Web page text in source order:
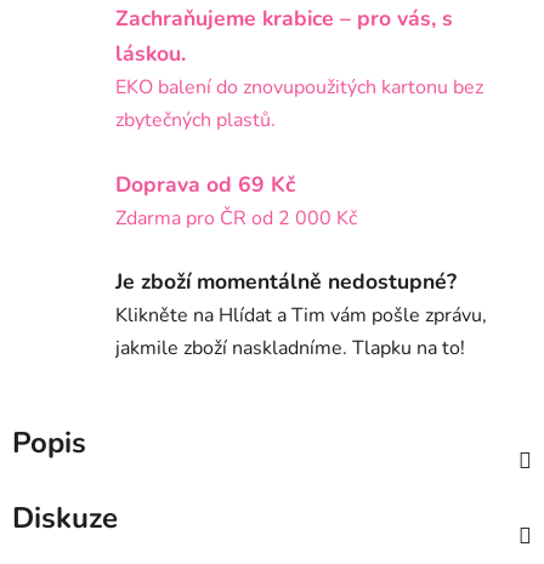
Zachraňujeme krabice – pro vás, s
láskou.
EKO balení do znovupoužitých kartonu bez
zbytečných plastů.
Doprava od 69 Kč
Zdarma pro ČR od 2 000 Kč
Je zboží momentálně nedostupné?
Klikněte na Hlídat a Tim vám pošle zprávu,
jakmile zboží naskladníme. Tlapku na to!
Popis
Diskuze